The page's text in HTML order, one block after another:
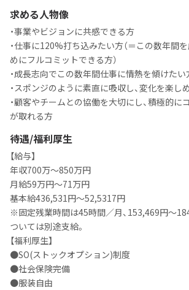
求める人物像
・事業やビジョンに共感できる方
・仕事に120%打ち込みたい方（＝この数年間
めにフルコミットできる方）
・成長志向でこの数年間仕事に情熱を傾けたい
・スポンジのように素直に吸収し、変化を楽し
・顧客やチームとの協働を大切にし、積極的に
が取れる方
待遇/福利厚生
【給与】
年収700万〜850万円
月給59万円〜71万円
基本給436,531円〜52,5317円
※固定残業時間は45時間／月、153,469円～
ついては別途支給。
【福利厚生】
●SO(ストックオプション)制度
●社会保険完備
●服装自由